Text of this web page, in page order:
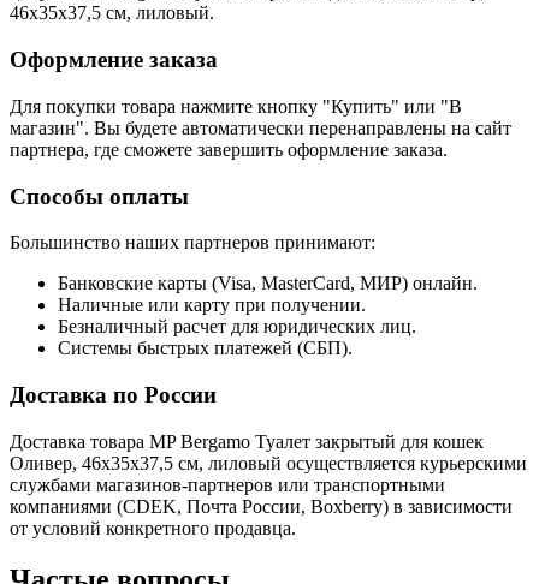
46х35х37,5 см, лиловый.
Оформление заказа
Для покупки товара нажмите кнопку "Купить" или "В
магазин". Вы будете автоматически перенаправлены на сайт
партнера, где сможете завершить оформление заказа.
Способы оплаты
Большинство наших партнеров принимают:
Банковские карты (Visa, MasterCard, МИР) онлайн.
Наличные или карту при получении.
Безналичный расчет для юридических лиц.
Системы быстрых платежей (СБП).
Доставка по России
Доставка товара MP Bergamo Туалет закрытый для кошек
Оливер, 46х35х37,5 см, лиловый осуществляется курьерскими
службами магазинов-партнеров или транспортными
компаниями (CDEK, Почта России, Boxberry) в зависимости
от условий конкретного продавца.